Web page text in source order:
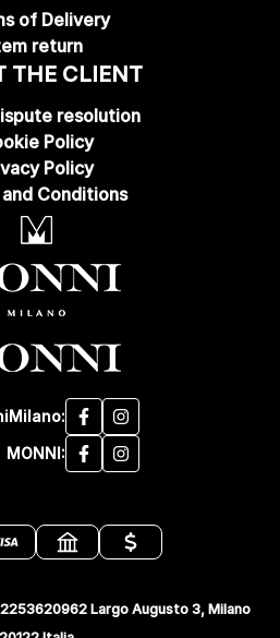
of Delivery
return
THE CLIENT
resolution
Policy
Policy
Conditions
MONNI:
Largo Augusto 3, Milano